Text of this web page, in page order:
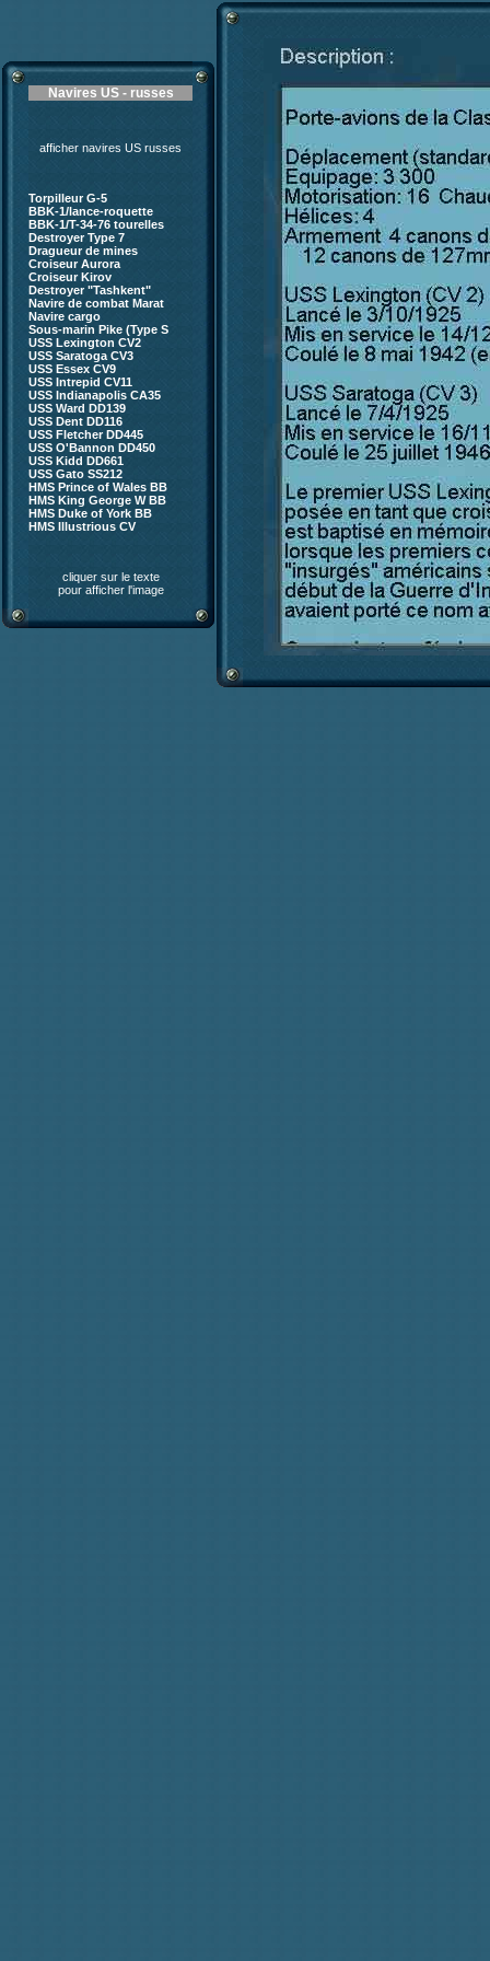
Navires US - russes
afficher navires US russes
Torpilleur G-5
BBK-1/lance-roquette
BBK-1/T-34-76 tourelles
Destroyer Type 7
Dragueur de mines
Croiseur Aurora
Croiseur Kirov
Destroyer "Tashkent"
Navire de combat Marat
Navire cargo
Sous-marin Pike (Type S
USS Lexington CV2
USS Saratoga CV3
USS Essex CV9
USS Intrepid CV11
USS Indianapolis CA35
USS Ward DD139
USS Dent DD116
USS Fletcher DD445
USS O'Bannon DD450
USS Kidd DD661
USS Gato SS212
HMS Prince of Wales BB
HMS King George W BB
HMS Duke of York BB
HMS Illustrious CV
cliquer sur le texte
pour afficher l'image